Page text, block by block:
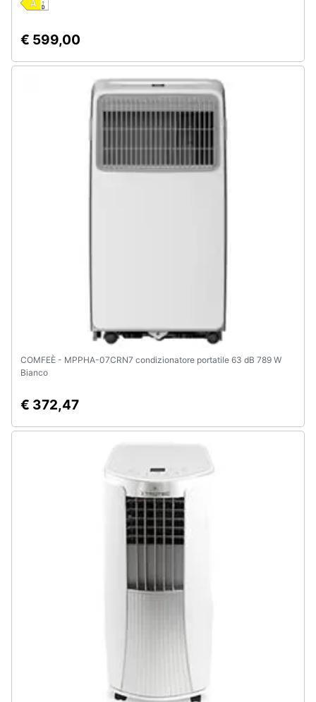
€ 599,00
COMFEÈ - MPPHA-07CRN7 condizionatore portatile 63 dB 789 W
Bianco
€ 372,47